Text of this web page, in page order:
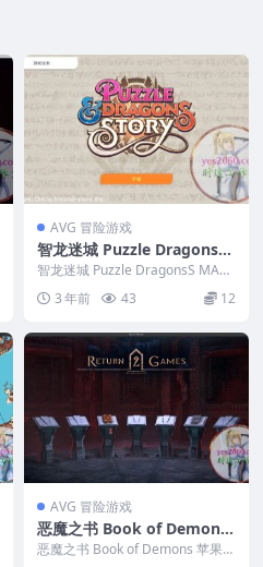
AVG 冒险游戏
智龙迷城 Puzzle DragonsS
MAC游戏
智龙迷城 Puzzle DragonsS MAC
3 年前 43 12
AVG 冒险游戏
恶魔之书 Book of Demons
苹果 MAC电脑游戏 原生中文
恶魔之书 Book of Demons 苹果